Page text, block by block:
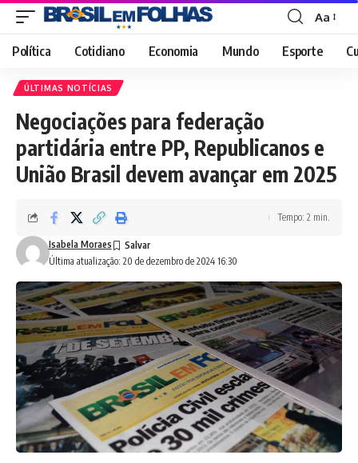
Font
Resizer
Aa
Política Cotidiano Economia Mundo Esporte
ÚLTIMAS NOTÍCIAS
Negociações para federação
partidária entre PP, Republicanos e
União Brasil devem avançar em 2025
Última atualização: 20 de dezembro de 2024 16:30
Isabela Moraes
Tempo: 2 min.